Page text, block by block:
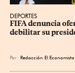
DEPORTES
FIFA denuncia
debilitar su
Por Redacción El Economista